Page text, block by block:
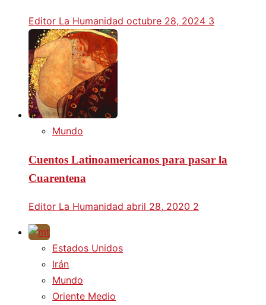
Editor La Humanidad octubre 28, 2024 3
Mundo
Cuentos Latinoamericanos para pasar la
Cuarentena
Editor La Humanidad abril 28, 2020 2
Estados Unidos
Irán
Mundo
Oriente Medio